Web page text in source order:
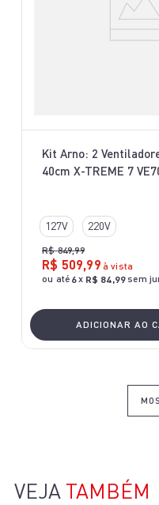
Kit Arno: 2
40cm X-TREME 7
127V 220V
R$ 849,99
R$ 509,99 à vista
ou até 6x R$ 84,99sem
ADICIONAR AO
VEJA TAMBÉM